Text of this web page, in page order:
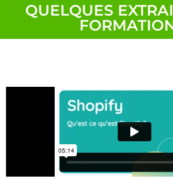
QUELQUES